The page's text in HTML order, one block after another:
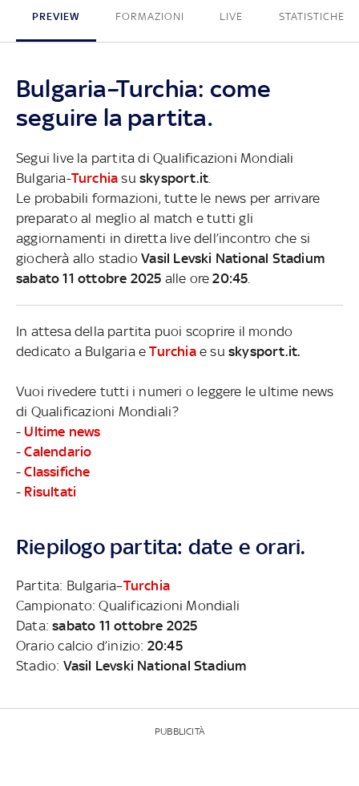
PREVIEW FORMAZIONI LIVE STATISTICHE
Bulgaria–Turchia: come
seguire la partita.
Segui live la partita di Qualificazioni Mondiali
Bulgaria-Turchia suskysport.it
Le probabili formazioni, tutte le news per arrivare
preparato al meglio al match e tutti gli
aggiornamenti in diretta live dell’incontro che si
giocherà allo stadioVasil Levski National Stadium
sabato 11 ottobre 2025 alle ore20:45
In attesa della partita puoi scoprire il mondo
dedicato a Bulgaria eTurchiae suskysport.it.
Vuoi rivedere tutti i numeri o leggere le ultime news
di Qualificazioni Mondiali?
- Ultime news
-Calendario
-Classifiche
- Risultati
Riepilogo partita: date e orari.
Partita: Bulgaria–Turchia
Campionato: Qualificazioni Mondiali
Data:sabato 11 ottobre 2025
Orario calcio d’inizio: 20:45
Stadio: Vasil Levski National Stadium
PUBBLICITÀ